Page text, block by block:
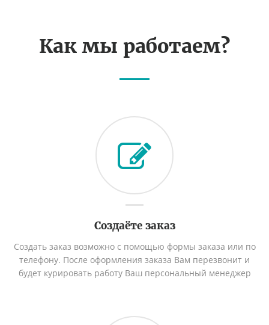
Как мы работаем?
Создаёте заказ
Создать заказ возможно с помощью формы заказа или по
телефону. После оформления заказа Вам перезвонит и
будет курировать работу Ваш персональный менеджер